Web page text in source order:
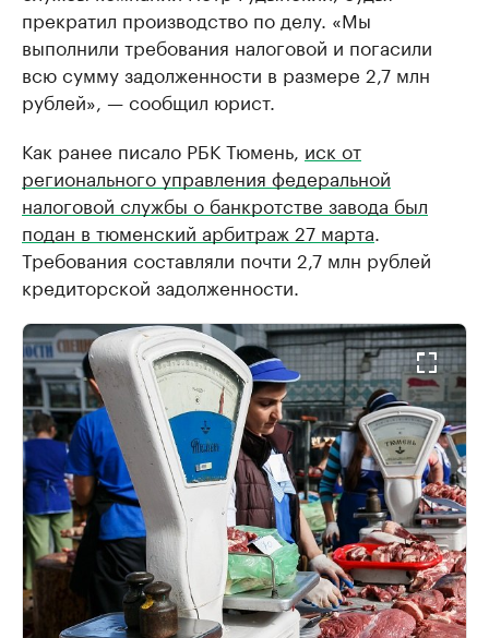
прекратил производство по делу. «Мы
выполнили требования налоговой и погасили
всю сумму задолженности в размере 2,7 млн
рублей», — сообщил юрист.
Как ранее писало РБК Тюмень, иск от
регионального управления федеральной
налоговой службы о банкротстве завода был
подан в тюменский арбитраж 27 марта
Требования составляли почти 2,7 млн рублей
кредиторской задолженности.